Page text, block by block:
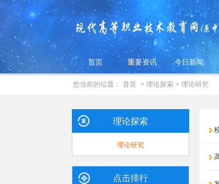
首页 重要资讯 今日新闻
您当前的位置：首页 >理论探索 >理论研究
理论探索
理论研究
点击排行